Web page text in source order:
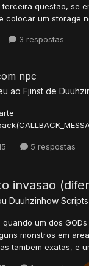
questão, se
colocar um storage
3 respostas
npc
ao Fjinst de
5 respostas
invasao
Duuhzinhow Scripts
um dos
monstros em
tambem exatas, e